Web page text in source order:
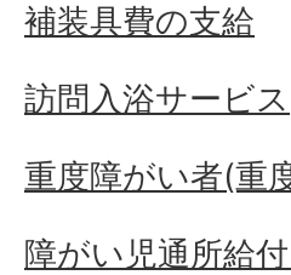
補装具費の支給
訪問入浴サービス
重度障がい者(重
障がい児通所給